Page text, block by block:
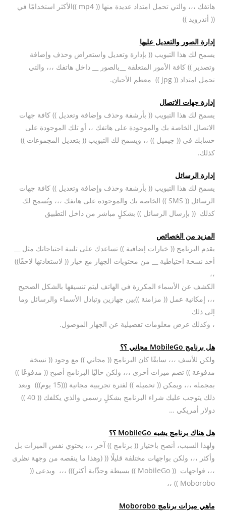
هاتفك ،،، والتي تحمل امتداد عديدة منها (( mp4 ))الأكثر استخدامًا في
(( أندرويد ))
إدارة الصور والتعديل عليها
يسمح لك هذا التبويب (( بإدارة وتعديل واستعراض وحذف وإضافة
وتصدير )) كافة الأمور المتعلقة __بالصور __ داخل هاتفك ،،، والتي
تحمل امتداد (( jpg )) معظم الأحيان.
إدارة جهات الاتصال
يسمح لك هذا التبويب (( بأرشفة وحذف وإضافة وتعديل )) كافة جهات
الاتصال الخاصة بك والموجودة على هاتفك ،، أو تلك الموجودة على
حسابك في (( جيميل )) ،، ويسمح لك التبويب (( بتعديل المجموعات ))
كذلك.
إدارة الرسائل
يسمح لك هذا التبويب (( بأرشفة وحذف وإضافة وتعديل )) كافة جهات
الرسائل (( SMS )) الخاصة بك والموجودة على هاتفك ،،، ويُسمح لك
كذلك (( بإرسال الرسائل )) بشكلٍ مباشر من داخل التطبيق
المزيد من الخصائص
يقدم البرنامج (( خيارات إضافية )) تساعدك على تلبية احتياجاتك مثل __
أخذ نسخة احتياطية __ من محتويات الجهاز مع خيار (( لاستعادتها لاحقًا))
،،
الكشف عن الأسماء المكررة في الهاتف ليتم تنسيقها بالشكل الصحيح
،،، إمكانية عمل (( مزامنة ))بين جهازين وتبادل الأسماء والرسائل وما
إلى ذلك
، وكذلك عرض معلومات تفصيلية عن الجهاز الموصول.
هل برنامج MobileGo مجاني ؟؟
ولكن للأسف ،،، سابقًا كان البرنامج (( مجاني )) مع وجود (( نسخة
مدفوعة )) تضم ميزات أخرى ،،، ولكن حاليًا البرنامج أصبح (( مدفوعًا ))
بمجمله ،،، ويمكن (( تحميله )) لفترة تجريبية مجانية (((15 يوم))) وبعد
ذلك يتوجب عليك شراء البرنامج بشكلٍ رسمي والذي يكلفك (( 40 ))
دولار أمريكي …
هل هناك برنامج يشبه MobileGo ؟؟
ولهذا السبب، أنصح باختيار (( برنامج )) آخر ،،، يحتوي نفس الميزات بل
وأكثر ،،، ولكن بواجهات مختلفة قليلًا (( (وهذا ما ينقصه من وجهة نظري
،،، فواجهات (( MobileGo )) بسيطة وجذّابة أكثر))) ،،، ويدعى ((
Moborobo )) ،،
ماهي ميزات برنامج Moborobo